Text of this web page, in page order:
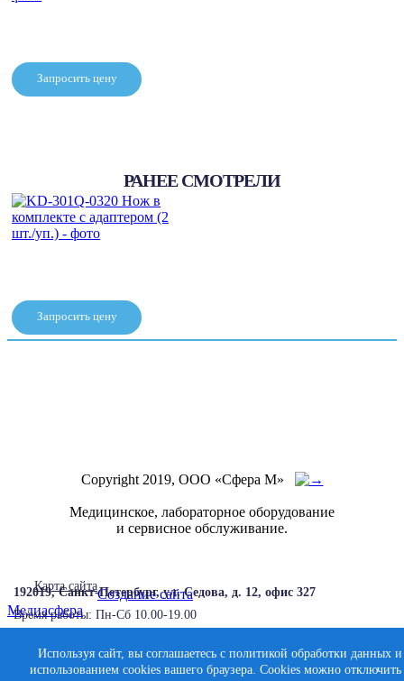
Используя сайт, вы соглашаетесь с политикой обработки данных и
использованием cookies вашего браузера. Cookies можно отключить
KD-V611M-07251A Нож
Запросить цену
РАНЕЕ СМОТРЕЛИ
Запросить цену
Copyright 2019, ООО «Сфера М»
Медицинское, лабораторное оборудование
и сервисное обслуживание.
192019, Санкт-Петербург, ул. Седова, д. 12, офис 327
Время работы: Пн-Cб 10.00-19.00
info@sphera-m.com
service@sphera-m.com
Карта сайта
Создание сайта
Медиасфера